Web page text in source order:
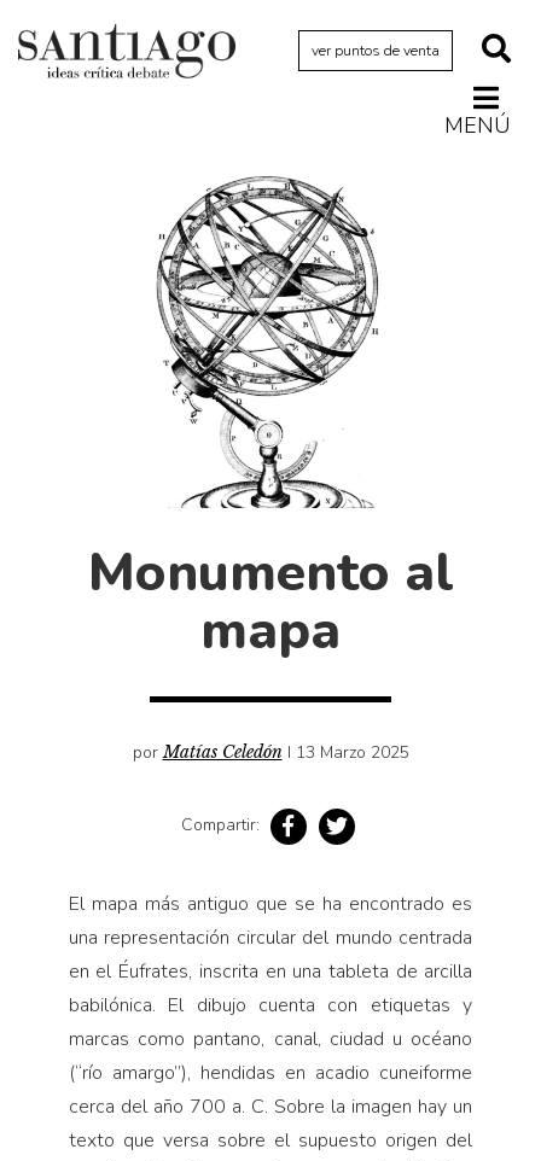
ver puntos de venta
MENÚ
Archivo Cenfoto-UDP
Arquetipos de situación
Diccionario portátil de la literatura chilena
Libros usados
Literatura
Medioambiente
Narrativas visuales
Pensamiento ilustrado
Personaje
Monumento al
mapa
porMatías Celedón I 13 Marzo 2025
Compartir:
El mapa más antiguo que se ha encontrado es
una representación circular del mundo centrada
en el Éufrates, inscrita en una tableta de arcilla
babilónica. El dibujo cuenta con etiquetas y
marcas como pantano, canal, ciudad u océano
(“río amargo”), hendidas en acadio cuneiforme
cerca del año 700 a. C. Sobre la imagen hay un
texto que versa sobre el supuesto origen del